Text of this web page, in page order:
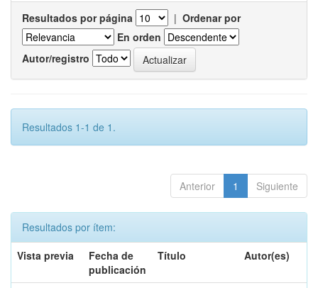
Resultados por página | Ordenar por
En orden
Autor/registro
Resultados 1-1 de 1.
Anterior 1 Siguiente
Resultados por ítem:
Vista previa
Fecha de
publicación
Título Autor(es)